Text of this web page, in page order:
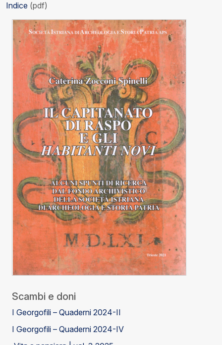
Indice (pdf)
Scambi e doni
I Georgofili – Quaderni 2024-II
I Georgofili – Quaderni 2024-IV